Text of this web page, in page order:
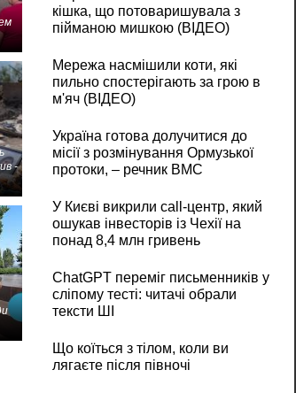
-
кішка, що потоваришувала з
пійманою мишкою (ВІДЕО)
Мережа насмішили коти, які
пильно спостерігають за грою в
м'яч (ВІДЕО)
Україна готова долучитися до
місії з розмінування Ормузької
протоки, – речник ВМС
У Києві викрили call-центр, який
ошукав інвесторів із Чехії на
понад 8,4 млн гривень
ChatGPT переміг письменників у
сліпому тесті: читачі обрали
тексти ШІ
Що коїться з тілом, коли ви
лягаєте після півночі